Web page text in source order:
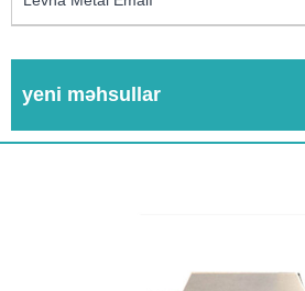
yeni məhsullar